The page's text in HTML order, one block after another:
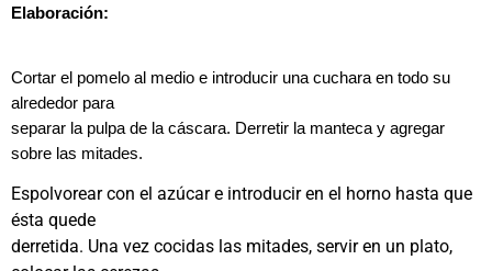
Elaboración:
Cortar el pomelo al medio e introducir una cuchara en todo su
alrededor para
separar la pulpa de la cáscara. Derretir la manteca y agregar
sobre las mitades.
Espolvorear con el azúcar e introducir en el horno hasta que
ésta quede
derretida. Una vez cocidas las mitades, servir en un plato,